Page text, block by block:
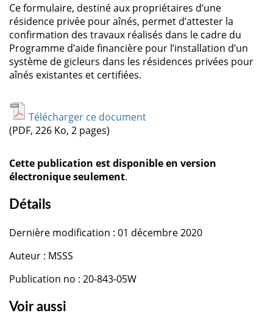
Ce formulaire, destiné aux propriétaires d’une
résidence privée pour aînés, permet d’attester la
confirmation des travaux réalisés dans le cadre du
Programme d’aide financière pour l’installation d’un
système de gicleurs dans les résidences privées pour
aînés existantes et certifiées.
Télécharger ce document
(PDF, 226 Ko, 2 pages)
Cette publication est disponible en version
électronique seulement.
Détails
Dernière modification : 01 décembre 2020
Auteur : MSSS
Publication no : 20-843-05W
Voir aussi